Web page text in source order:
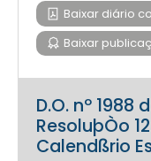
Baixar diário
Baixar
D.O. nº
ResoluþÒo
Calendßrio